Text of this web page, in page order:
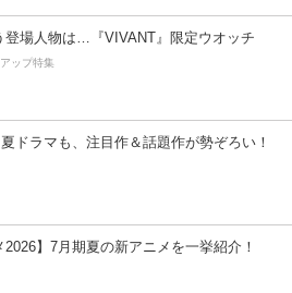
登場人物は…『VIVANT』限定ウオッチ
ップ特集
ドラマも、注目作＆話題作が勢ぞろい！
2026】7月期夏の新アニメを一挙紹介！